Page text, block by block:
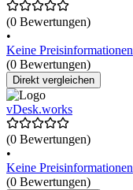
(0 Bewertungen)
•
Keine Preisinformationen
(0 Bewertungen)
Direkt vergleichen
vDesk.works
(0 Bewertungen)
•
Keine Preisinformationen
(0 Bewertungen)